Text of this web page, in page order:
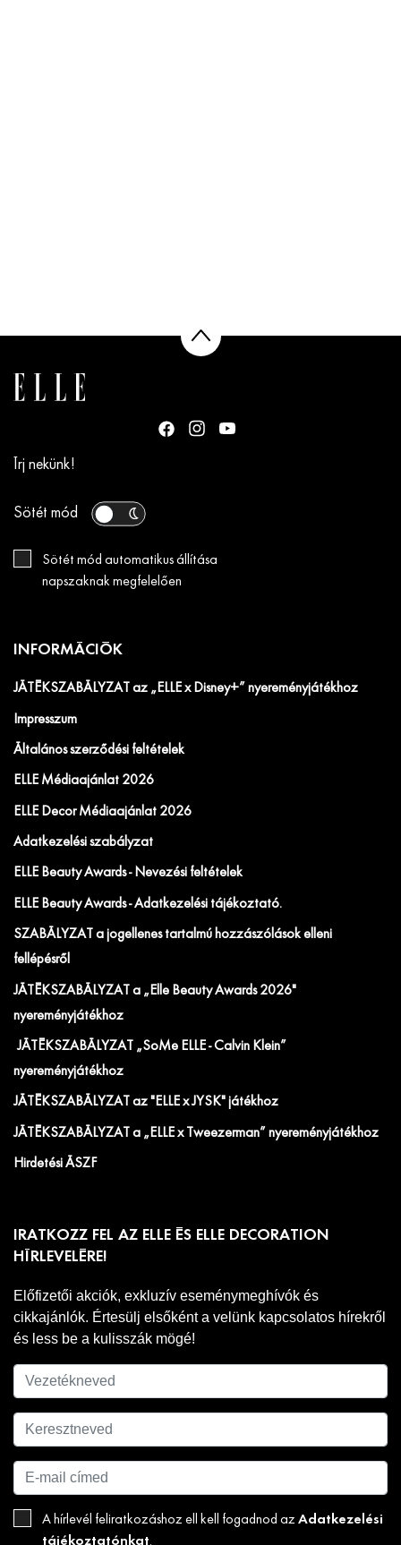
Írj nekünk!
Sötét mód
Sötét mód automatikus állítása
napszaknak megfelelően
INFORMÁCIÓK
JÁTÉKSZABÁLYZAT az „ELLE x Disney+” nyereményjátékhoz
Impresszum
Általános szerződési feltételek
ELLE Médiaajánlat 2026
ELLE Decor Médiaajánlat 2026
Adatkezelési szabályzat
ELLE Beauty Awards - Nevezési feltételek
ELLE Beauty Awards - Adatkezelési tájékoztató.
SZABÁLYZAT a jogellenes tartalmú hozzászólások elleni
fellépésről
JÁTÉKSZABÁLYZAT a „Elle Beauty Awards 2026"
nyereményjátékhoz
JÁTÉKSZABÁLYZAT „SoMe ELLE - Calvin Klein”
nyereményjátékhoz
JÁTÉKSZABÁLYZAT az "ELLE x JYSK" játékhoz
JÁTÉKSZABÁLYZAT a „ELLE x Tweezerman” nyereményjátékhoz
Hirdetési ÁSZF
IRATKOZZ FEL AZ ELLE ÉS ELLE DECORATION
HÍRLEVELÉRE!
Előfizetői akciók, exkluzív eseménymeghívók és
cikkajánlók. Értesülj elsőként a velünk kapcsolatos hírekről
és less be a kulisszák mögé!
A hírlevél feliratkozáshoz ell kell fogadnod az Adatkezelési
tájékoztatónkat.